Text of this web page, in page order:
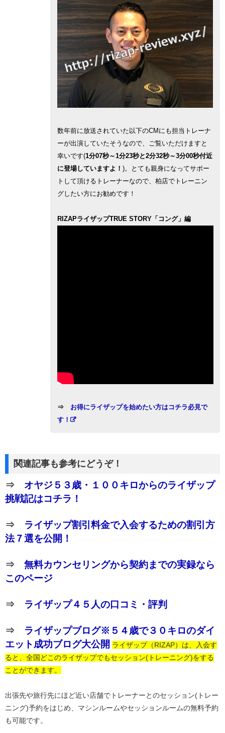
数年前に放送されていた以下のCMにも担当トレーナ
ーが出演していたそうなので、ご覧いただけますと
幸いです(1分07秒～1分23秒と2分32秒～3分00秒付近
に登場していますよ！ )。とても親身になってサポー
トして頂けるトレーナーなので、柏店でトレーニン
グしたい方にお勧めです！
RIZAPライザップTRUE STORY「コング」編
⇒
お得にライザップを始めたい方はコチラ必見で
す！
関連記事も参考にどうぞ！
⇒ オヤジ５３歳・１００キロからのライザップ
挑戦記はコチラ！
⇒ ライザップ割引料金で入会するための割引方
法７選を公開！
⇒ 無料カウンセリングから契約までの実録なら
このページ
⇒ ライザップ４５人の口コミ・評判
⇒ ライザップブログ※５４歳で３０キロのダイ
エット成功ブログ大公開 ライザップ（RIZAP）は、入会す
ると、全国どこのライザップでもセッション(トレーニング)をする
ことができます。
出張先や旅行先にほど近い店舗でトレーナーとのセッション(トレー
ニング)予約をはじめ、マシンルームやセッションルームの無料予約
も可能です。